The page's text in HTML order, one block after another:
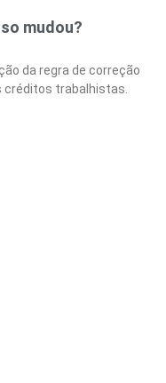
mudou?
da regra de correção
créditos trabalhistas.